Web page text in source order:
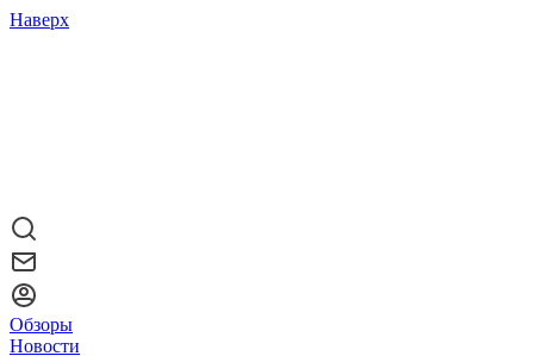
Наверх
Обзоры
Новости